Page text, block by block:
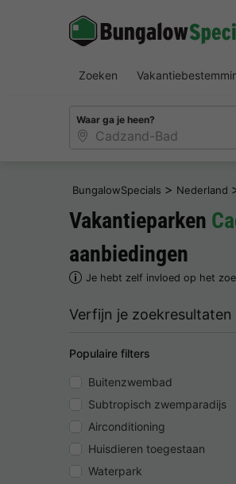
Zoeken
Waar ga je heen?
BungalowSpecials > Nederland
Vakantieparken
aanbiedingen
Je hebt zelf invloed op het
Verfijn je zoekresultaten
Populaire filters
Buitenzwembad
Subtropisch zwemparadijs
Airconditioning
Huisdieren toegestaan
Waterpark